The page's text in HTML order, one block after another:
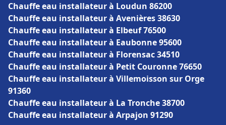
Chauffe eau installateur à Loudun 86200
Chauffe eau installateur à Avenières 38630
Chauffe eau installateur à Elbeuf 76500
Chauffe eau installateur à Eaubonne 95600
Chauffe eau installateur à Florensac 34510
Chauffe eau installateur à Petit Couronne 76650
Chauffe eau installateur à Villemoisson sur Orge
91360
Chauffe eau installateur à La Tronche 38700
Chauffe eau installateur à Arpajon 91290